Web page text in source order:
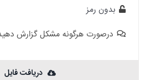
بدون رمز
درصورت هرگونه مشکل گزارش
دریافت فایل